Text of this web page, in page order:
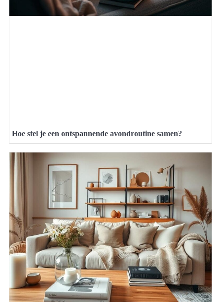
Hoe stel je een ontspannende avondroutine samen?